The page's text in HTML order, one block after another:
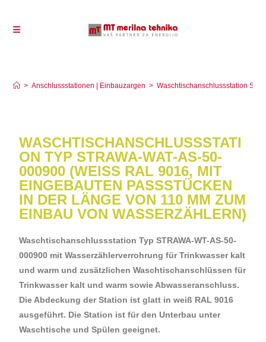
> Anschlussstationen | Einbauzargen > Waschtischanschlussstation
WASCHTISCHANSCHLUSSSTATI
ON TYP STRAWA-WAT-AS-50-
000900 (WEISS RAL 9016, MIT E
INGEBAUTEN PASSSTÜCKEN I
N DER LÄNGE VON 110 MM ZUM E
INBAU VON WASSERZÄHLERN)
Waschtischanschlussstation Typ STRAWA-WT-AS-50-
000900 mit Wasserzählerverrohrung für Trinkwasser kalt
und warm und zusätzlichen Waschtischanschlüssen für
Trinkwasser kalt und warm sowie Abwasseranschluss.
Die Abdeckung der Station ist glatt in weiß RAL 9016
ausgeführt. Die Station ist für den Unterbau unter
Waschtische und Spülen geeignet.